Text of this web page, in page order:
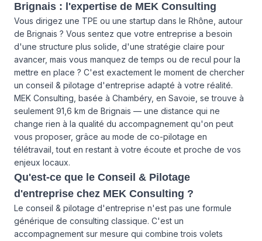
Brignais : l'expertise de MEK Consulting
Vous dirigez une TPE ou une startup dans le Rhône, autour
de Brignais ? Vous sentez que votre entreprise a besoin
d'une structure plus solide, d'une stratégie claire pour
avancer, mais vous manquez de temps ou de recul pour la
mettre en place ? C'est exactement le moment de chercher
un conseil & pilotage d'entreprise adapté à votre réalité.
MEK Consulting, basée à Chambéry, en Savoie, se trouve à
seulement 91,6 km de Brignais — une distance qui ne
change rien à la qualité du accompagnement qu'on peut
vous proposer, grâce au mode de co-pilotage en
télétravail, tout en restant à votre écoute et proche de vos
enjeux locaux.
Qu'est-ce que le Conseil & Pilotage
d'entreprise chez MEK Consulting ?
Le conseil & pilotage d'entreprise n'est pas une formule
générique de consulting classique. C'est un
accompagnement sur mesure qui combine trois volets